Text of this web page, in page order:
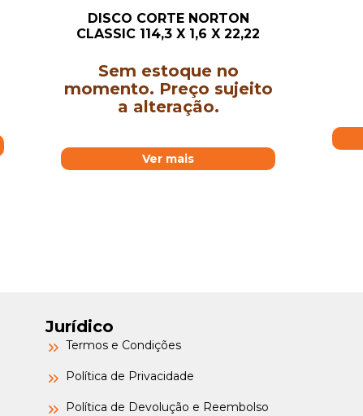
DISCO CORTE NORTON
CLASSIC 114,3 X 1,6 X 22,22
Sem estoque no
momento. Preço sujeito
a alteração.
Ver mais
Jurídico
Termos e Condições
Política de Privacidade
Política de Devolução e Reembolso